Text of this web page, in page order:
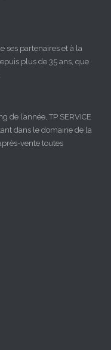
ses partenaires et à la
plus de 35 ans, que
de l’année, TP SERVICE
dans le domaine de la
vente toutes